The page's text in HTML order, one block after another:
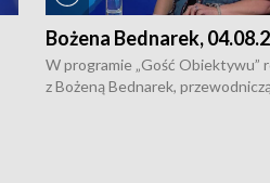
Bożena Bednarek,
W programie „Gość Obiektywu”
z Bożeną Bednarek,